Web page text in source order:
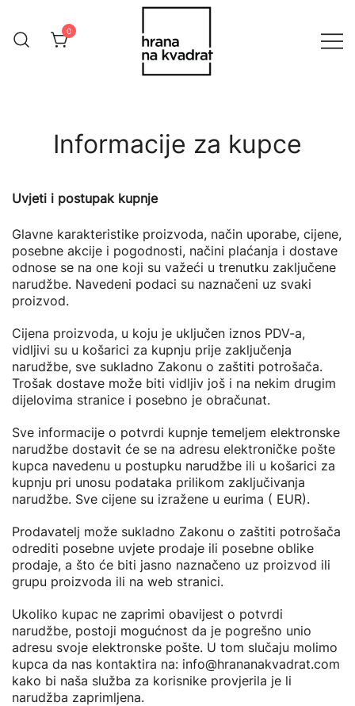
content
0
Informacije za kupce
Uvjeti i postupak kupnje
Glavne karakteristike proizvoda, način uporabe, cijene,
posebne akcije i pogodnosti, načini plaćanja i dostave
odnose se na one koji su važeći u trenutku zaključene
narudžbe. Navedeni podaci su naznačeni uz svaki
proizvod.
Cijena proizvoda, u koju je uključen iznos PDV-a,
vidljivi su u košarici za kupnju prije zaključenja
narudžbe, sve sukladno Zakonu o zaštiti potrošača.
Trošak dostave može biti vidljiv još i na nekim drugim
dijelovima stranice i posebno je obračunat.
Sve informacije o potvrdi kupnje temeljem elektronske
narudžbe dostavit će se na adresu elektroničke pošte
kupca navedenu u postupku narudžbe ili u košarici za
kupnju pri unosu podataka prilikom zaključivanja
narudžbe. Sve cijene su izražene u eurima ( EUR).
Prodavatelj može sukladno Zakonu o zaštiti potrošača
odrediti posebne uvjete prodaje ili posebne oblike
prodaje, a što će biti jasno naznačeno uz proizvod ili
grupu proizvoda ili na web stranici.
Ukoliko kupac ne zaprimi obavijest o potvrdi
narudžbe, postoji mogućnost da je pogrešno unio
adresu svoje elektronske pošte. U tom slučaju molimo
kupca da nas kontaktira na: info@hrananakvadrat.com
kako bi naša služba za korisnike provjerila je li
narudžba zaprimljena.